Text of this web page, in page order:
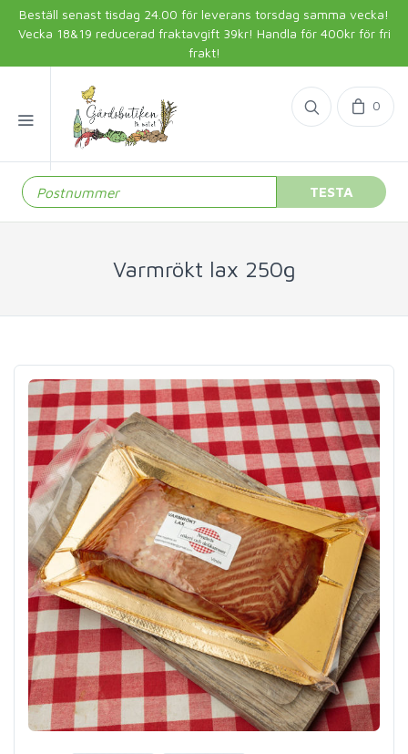
Beställ senast tisdag 24.00 för leverans torsdag samma vecka!
Vecka 18&19 reducerad fraktavgift 39kr! Handla för 400kr för fri
frakt!
0
TESTA
Varmrökt lax 250g